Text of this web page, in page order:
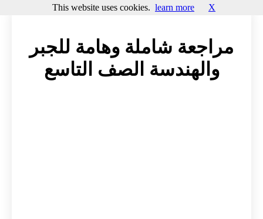
مراجعة شاملة وهامة للجبر
والهندسة الصف التاسع
This website uses cookies. learn more X